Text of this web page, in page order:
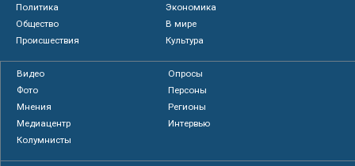
Политика
Экономика
Общество
В мире
Происшествия
Культура
Видео
Опросы
Фото
Персоны
Мнения
Регионы
Медиацентр
Интервью
Колумнисты